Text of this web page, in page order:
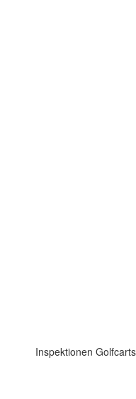
Inspektionen Golfcarts